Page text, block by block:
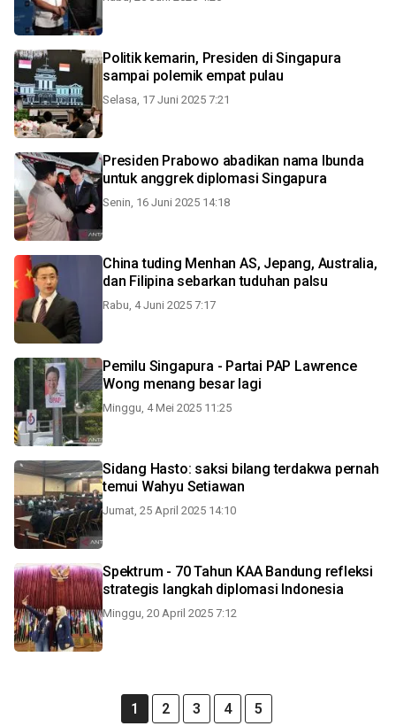
Politik kemarin, Presiden di Singapura
sampai polemik empat pulau
Selasa, 17 Juni 2025 7:21
Presiden Prabowo abadikan nama Ibunda
untuk anggrek diplomasi Singapura
Senin, 16 Juni 2025 14:18
China tuding Menhan AS, Jepang, Australia,
dan Filipina sebarkan tuduhan palsu
Rabu, 4 Juni 2025 7:17
Pemilu Singapura - Partai PAP Lawrence
Wong menang besar lagi
Minggu, 4 Mei 2025 11:25
Sidang Hasto: saksi bilang terdakwa pernah
temui Wahyu Setiawan
Jumat, 25 April 2025 14:10
Spektrum - 70 Tahun KAA Bandung refleksi
strategis langkah diplomasi Indonesia
Minggu, 20 April 2025 7:12
1 2 3 4 5